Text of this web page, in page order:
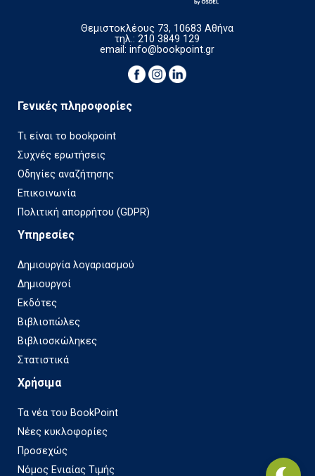
Θεμιστοκλέους 73, 10683 Αθήνα
τηλ.: 210 3849 129
email:info@bookpoint.gr
Γενικές πληροφορίες
Τι είναι το bookpoint
Συχνές ερωτήσεις
Οδηγίες αναζήτησης
Επικοινωνία
Πολιτική απορρήτου (GDPR)
Υπηρεσίες
Δημιουργία λογαριασμού
Δημιουργοί
Εκδότες
Βιβλιοπώλες
Βιβλιοσκώληκες
Στατιστικά
Χρήσιμα
Τα νέα του BookPoint
Νέες κυκλοφορίες
Προσεχώς
Νόμος Ενιαίας Τιμής